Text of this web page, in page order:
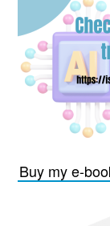
Buy my e-